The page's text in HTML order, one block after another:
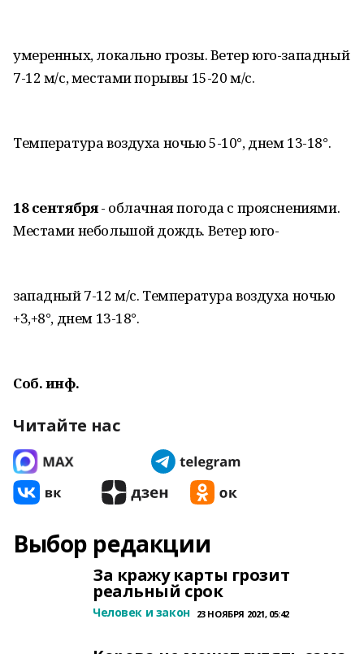
умеренных, локально грозы. Ветер юго-западный
7-12 м/с, местами порывы 15-20 м/с.
Температура воздуха ночью 5-10°, днем 13-18°.
18 сентября- облачная погода с прояснениями.
Местами небольшой дождь. Ветер юго-
западный 7-12 м/с. Температура воздуха ночью
+3,+8°, днем 13-18°.
Соб. инф.
Читайте нас
Выбор редакции
За кражу карты грозит
реальный срок
Человек и закон 23 НОЯБРЯ 2021, 05:42